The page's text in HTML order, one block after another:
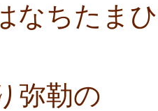
なちたま
弥勒の